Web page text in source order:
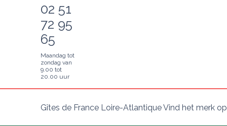
02 51
72 95
65
Maandag tot
zondag van
9.00 tot
20.00 uur
Gîtes de France Loire-Atlantique Vind het merk